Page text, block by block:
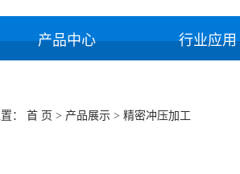
产品中心 行业应用
： 首 页 > 产品展示> 精密冲压加工